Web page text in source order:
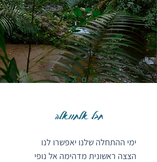
ימים 1-2
חבל אלחוואלה
ימי ההתחלה שלנו יאפשרו לנו
הצצה ראשונית מדהימה אל נופי